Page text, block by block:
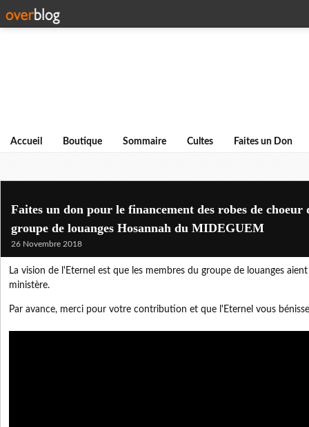
Accueil Boutique Sommaire Cultes Faites un Don
Faites un don pour le financement des robes de choeur
groupe de louanges Hosannah du MIDEGUEM
26 Novembre 2018
La vision de l'Eternel est que les membres du groupe de louanges
ministère.
Par avance, merci pour votre contribution et que l'Eternel vous